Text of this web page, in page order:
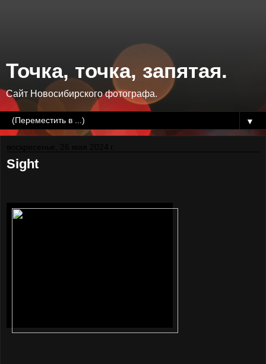
Точка, точка, запятая.
Сайт Новосибирского фотографа.
▼
Sight